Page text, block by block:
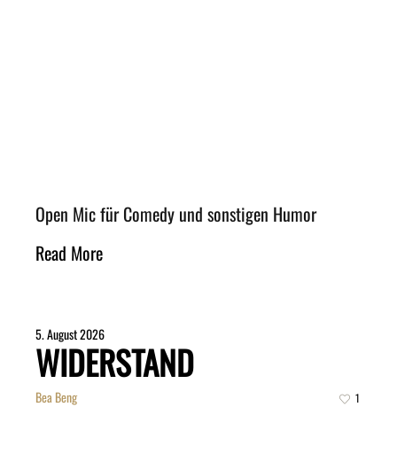
Open Mic für Comedy und sonstigen Humor
Read More
5. August 2026
WIDERSTAND
Bea Beng 1